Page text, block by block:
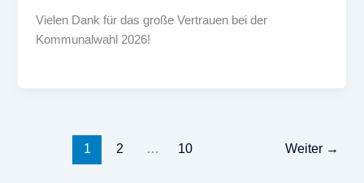
Vielen Dank für das große Vertrauen bei der
Kommunalwahl 2026!
1 2 … 10 Weiter →